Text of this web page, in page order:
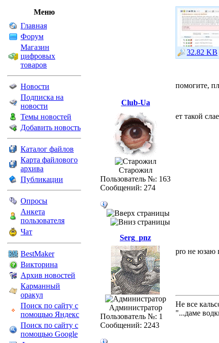
Меню
Главная
Форум
Магазин
цифровых
товаров
Новости
Подписка на
новости
Темы новостей
Добавить новость
Каталог файлов
Карта файлового
архива
Публикации
Опросы
Анкета
пользователя
Чат
BestMaker
Викторина
Архив новостей
Карманный
оракул
Поиск по сайту с
помощью Яндекс
Поиск по сайту с
помощью Google
32.82 KB
помогите,
Club-Ua
Старожил
Пользователь №: 163
Сообщений: 274
ет такой
Serg_pnz
Администратор
Пользователь №: 1
Сообщений: 2243
pro не юзаю
Не все
"...даме